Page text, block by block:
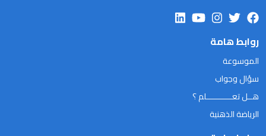
روابط هامة
الموسوعة
سؤال وجواب
هــل تعـــــــــــلم ؟
الرياضة الذهنية